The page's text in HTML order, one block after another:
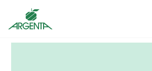
Ga naar de
hoofdinhoud